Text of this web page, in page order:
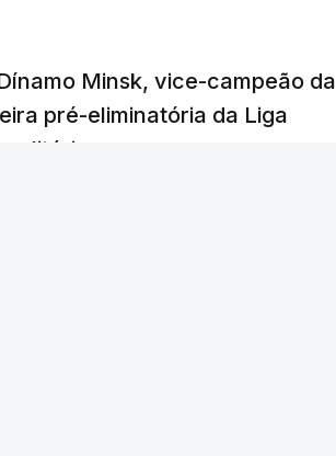
Minsk, vice-campeão da
pré-eliminatória da Liga